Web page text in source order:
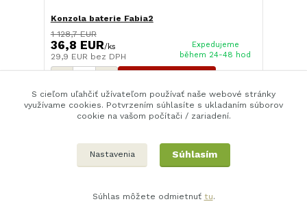
Konzola baterie Fabia2
1 128,7 EUR
36,8 EUR/ks
29,9 EUR bez DPH
Expedujeme
během 24-48 hod
strana z 1
S cieľom uľahčiť užívateľom používať naše webové stránky
využívame cookies. Potvrzením súhlasíte s ukladaním súborov
cookie na vašom počítači / zariadení.
Nastavenia Súhlasím
Súhlas môžete odmietnuť tu.